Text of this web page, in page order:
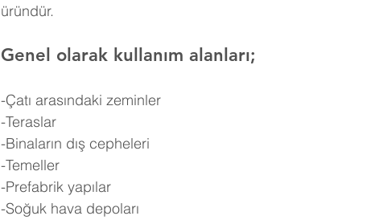
üründür.
Genel olarak kullanım alanları;
-Çatı arasındaki zeminler
-Teraslar
-Binaların dış cepheleri
-Temeller
-Prefabrik yapılar
-Soğuk hava depoları